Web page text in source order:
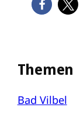
Themen
Bad Vilbel